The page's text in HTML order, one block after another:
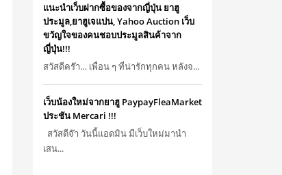
แนะนำเว็บฝากซื้อของจากญี่ปุ่น ยาฮู
ประมูล,ยาฮูเจแปน, Yahoo Auction เว็บ
ขวัญใจของคนชอบประมูลสินค้าจาก
ญี่ปุ่น!!!
สวัสดีคร๊า… เพื่อน ๆ ที่น่ารักทุกคน หลังจ...
เว็บน้องใหม่จากยาฮู PaypayFleaMarket
ประชัน Mercari !!!
สวัสดีจ๊า วันนี้แอดมิน มีเว็บใหม่มานำ
เสน...